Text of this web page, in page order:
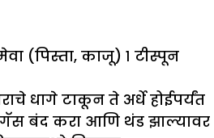
(पिस्ता, काजू) १ टीस्पून
धागे टाकून ते अर्धे होईपर्यंत
बंद करा आणि थंड झाल्यावर